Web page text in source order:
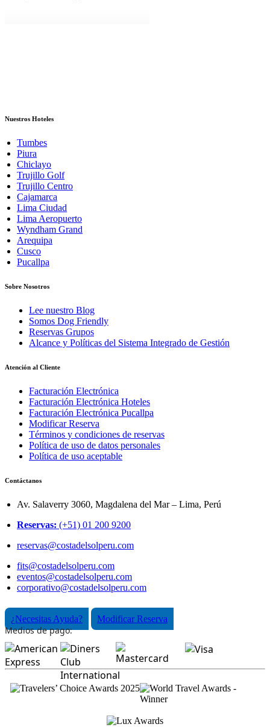
Nuestros Hoteles
Tumbes
Piura
Chiclayo
Trujillo Golf
Trujillo Centro
Cajamarca
Lima Ciudad
Lima Aeropuerto
Wyndham Grand
Arequipa
Cusco
Pucallpa
Sobre Nosotros
Lee nuestro Blog
Somos Dog Friendly
Reservas Grupos
Alcance y Políticas del Sistema Integrado de Gestión
Atención al Cliente
Facturación Electrónica
Facturación Electrónica Hoteles
Facturación Electrónica Pucallpa
Modificar Reserva
Términos y condiciones de reservas
Política de uso de datos personales
Política de uso aceptable
Contáctanos
Av. Salaverry 3060, Magdalena del Mar – Lima, Perú
Reservas: (+51) 01 200 9200
reservas@costadelsolperu.com
fits@costadelsolperu.com
eventos@costadelsolperu.com
corporativo@costadelsolperu.com
¿Necesitas Ayuda? Modificar Reserva
Medios de pago: